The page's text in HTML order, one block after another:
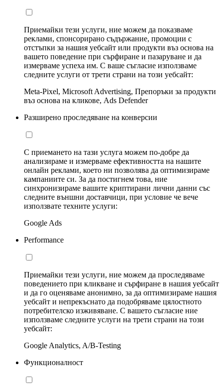
Приемайки тези услуги, ние можем да показваме
реклами, спонсорирано съдържание, промоции с
отстъпки за нашия уебсайт или продукти въз основа на
вашето поведение при сърфиране и пазаруване и да
измерваме успеха им. С ваше съгласие използваме
следните услуги от трети страни на този уебсайт:
Meta-Pixel, Microsoft Advertising, Препоръки за продукти
въз основа на кликове, Ads Defender
Разширено проследяване на конверсии
С приемането на тази услуга можем по-добре да
анализираме и измерваме ефективността на нашите
онлайн реклами, което ни позволява да оптимизираме
кампаниите си. За да постигнем това, ние
синхронизираме вашите криптирани лични данни със
следните външни доставчици, при условие че вече
използвате техните услуги:
Google Ads
Performance
Приемайки тези услуги, ние можем да проследяваме
поведението при кликване и сърфиране в нашия уебсайт
и да го оценяваме анонимно, за да оптимизираме нашия
уебсайт и непрекъснато да подобряваме цялостното
потребителско изживяване. С вашето съгласие ние
използваме следните услуги на трети страни на този
уебсайт:
Google Analytics, A/B-Testing
Функционалност